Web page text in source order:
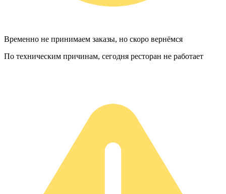
Временно не принимаем заказы, но скоро вернёмся
По техническим причинам, сегодня ресторан не работает